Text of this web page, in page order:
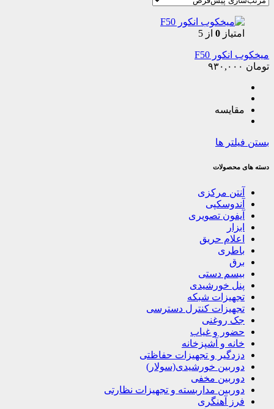
امتیاز 0 از 5
میخکوب انکور F50
تومان
مقایسه
بستن فیلتر ها
دسته های محصولات
آنتن مرکزی
آندوسکپی
آیفون تصویری
ابزار
اعلام حریق
باطری
برق
بیسم دستی
پنل خورشیدی
تجهیزات شبکه
تجهیزات کنترل دسترسی
جک روغنی
حضور و غیاب
خانه و آشپزخانه
دزدگیر و تجهیزات حفاظتی
دوربین خورشیدی(سولار)
دوربین مخفی
دوربین مداربسته و تجهیزات نظارتی
فرز آهنگری